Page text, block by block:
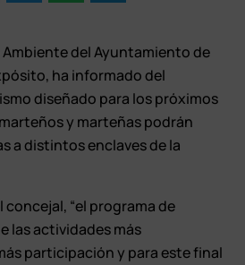
Ambiente del Ayuntamiento de
ha informado del
diseñado para los próximos
y marteñas podrán
a distintos enclaves de la
concejal, “el programa de
las actividades más
participación y para este final